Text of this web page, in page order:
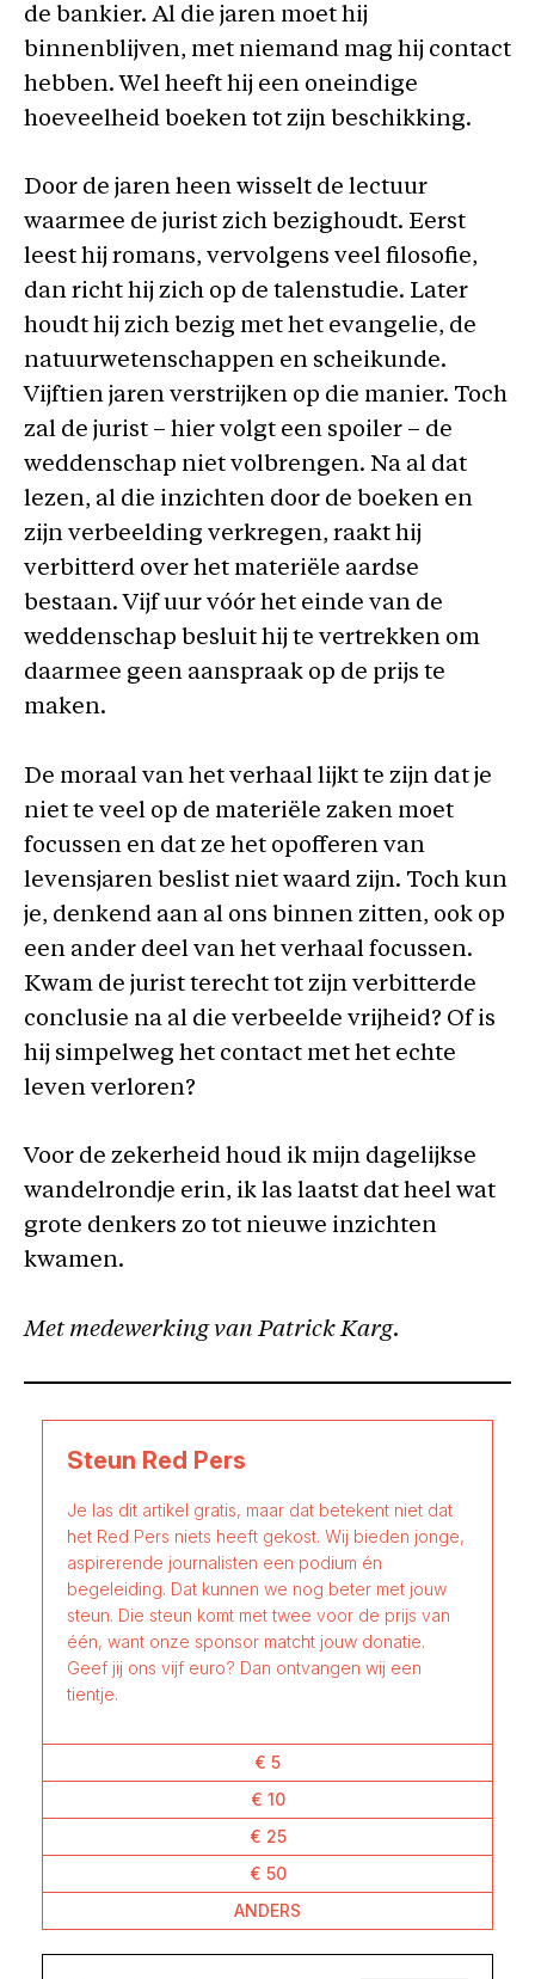
de bankier. Al die jaren moet hij
binnenblijven, met niemand mag hij contact
hebben. Wel heeft hij een oneindige
hoeveelheid boeken tot zijn beschikking.
Door de jaren heen wisselt de lectuur
waarmee de jurist zich bezighoudt. Eerst
leest hij romans, vervolgens veel filosofie,
dan richt hij zich op de talenstudie. Later
houdt hij zich bezig met het evangelie, de
natuurwetenschappen en scheikunde.
Vijftien jaren verstrijken op die manier. Toch
zal de jurist – hier volgt een spoiler – de
weddenschap niet volbrengen. Na al dat
lezen, al die inzichten door de boeken en
zijn verbeelding verkregen, raakt hij
verbitterd over het materiële aardse
bestaan. Vijf uur vóór het einde van de
weddenschap besluit hij te vertrekken om
daarmee geen aanspraak op de prijs te
maken.
De moraal van het verhaal lijkt te zijn dat je
niet te veel op de materiële zaken moet
focussen en dat ze het opofferen van
levensjaren beslist niet waard zijn. Toch kun
je, denkend aan al ons binnen zitten, ook op
een ander deel van het verhaal focussen.
Kwam de jurist terecht tot zijn verbitterde
conclusie na al die verbeelde vrijheid? Of is
hij simpelweg het contact met het echte
leven verloren?
Voor de zekerheid houd ik mijn dagelijkse
wandelrondje erin, ik las laatst dat heel wat
grote denkers zo tot nieuwe inzichten
kwamen.
Met medewerking van Patrick Karg.
Steun Red Pers
Je las dit artikel gratis, maar dat betekent niet dat
het Red Pers niets heeft gekost. Wij bieden jonge,
aspirerende journalisten een podium én
begeleiding. Dat kunnen we nog beter met jouw
steun. Die steun komt met twee voor de prijs van
één, want onze sponsor matcht jouw donatie.
Geef jij ons vijf euro? Dan ontvangen wij een
tientje.
€ 5
€ 10
€ 25
€ 50
ANDERS